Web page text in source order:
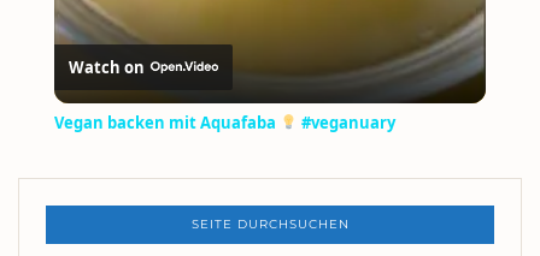
Watch on
Vegan backen mit Aquafaba #veganuary
SEITE DURCHSUCHEN